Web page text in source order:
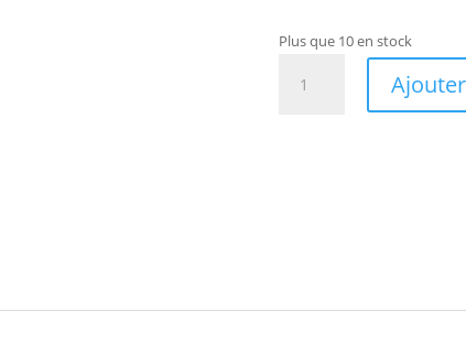
Plus que 10 en stock